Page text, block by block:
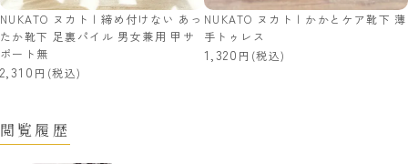
NUKATO ヌカト | 締め付けない あっ
たか靴下 足裏パイル 男女兼用 甲サ
ポート無
2,310 (税込)
NUKATO ヌカト | かかとケア靴下 薄
手トゥレス
1,320 (税込)
閲覧履歴